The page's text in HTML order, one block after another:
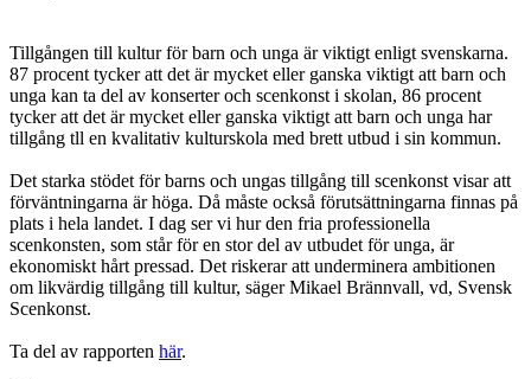
Tillgången till kultur för barn och unga är viktigt enligt svenskarna.
87 procent tycker att det är mycket eller ganska viktigt att barn och
unga kan ta del av konserter och scenkonst i skolan, 86 procent
tycker att det är mycket eller ganska viktigt att barn och unga har
tillgång tll en kvalitativ kulturskola med brett utbud i sin kommun.
Det starka stödet för barns och ungas tillgång till scenkonst visar att
förväntningarna är höga. Då måste också förutsättningarna finnas på
plats i hela landet. I dag ser vi hur den fria professionella
scenkonsten, som står för en stor del av utbudet för unga, är
ekonomiskt hårt pressad. Det riskerar att underminera ambitionen
om likvärdig tillgång till kultur, säger Mikael Brännvall, vd, Svensk
Scenkonst.
Ta del av rapporten här.